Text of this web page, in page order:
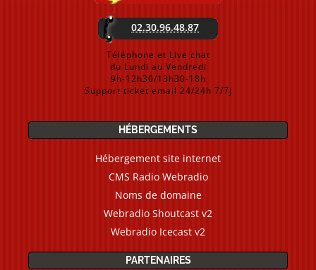
02.30.96.48.87
Téléphone et Live chat
du Lundi au Vendredi
9h-12h30/13h30-18h
Support ticket email 24/24h 7/7j
HÉBERGEMENTS
Hébergement site internet
CMS Radio Webradio
Noms de domaine
Webradio Shoutcast v2
Webradio Icecast v2
PARTENAIRES